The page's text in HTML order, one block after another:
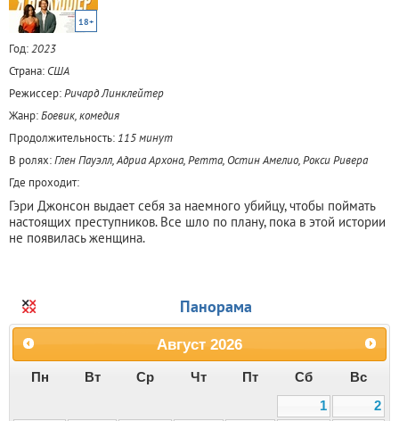
18+
Год:2023
Страна: США
Режиссер:Ричард Линклейтер
Жанр:Боевик, комедия
Продолжительность: 115 минут
В ролях:Глен Пауэлл, Адриа Архона, Ретта, Остин Амелио, Рокси Ривера
Где проходит:
Гэри Джонсон выдает себя за наемного убийцу, чтобы поймать
настоящих преступников. Все шло по плану, пока в этой истории
не появилась женщина.
Панорама
Август 2026
Пн Вт Ср Чт Пт Сб
Вс
1
2